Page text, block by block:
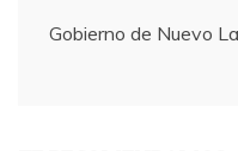
Gobierno de Nuevo